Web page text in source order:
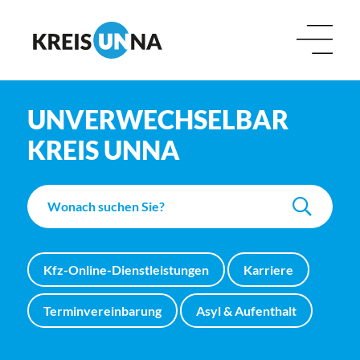
UNVERWECHSELBAR
KREIS UNNA
Kfz-Online-Dienstleistungen Karriere
Terminvereinbarung Asyl & Aufenthalt